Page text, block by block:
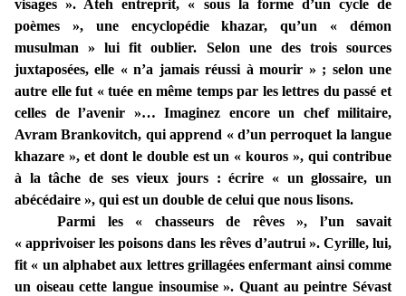
visages ». Ateh entreprit, « sous la forme d’un cycle de
poèmes », une encyclopédie khazar, qu’un « démon
musulman » lui fit oublier. Selon une des trois sources
juxtaposées, elle « n’a jamais réussi à mourir » ; selon une
autre elle fut « tuée en même temps par les lettres du passé et
celles de l’avenir »… Imaginez encore un chef militaire,
Avram Brankovitch, qui apprend « d’un perroquet la langue
khazare », et dont le double est un « kouros », qui contribue
à la tâche de ses vieux jours : écrire « un glossaire, un
abécédaire », qui est un double de celui que nous lisons.
Parmi les « chasseurs de rêves », l’un savait
« apprivoiser les poisons dans les rêves d’autrui ». Cyrille, lui,
fit « un alphabet aux lettres grillagées enfermant ainsi comme
un oiseau cette langue insoumise ». Quant au peintre Sévast